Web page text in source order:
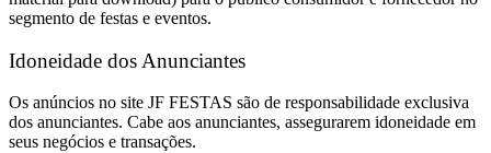
segmento de festas e eventos.
Idoneidade dos Anunciantes
Os anúncios no site JF FESTAS são de responsabilidade exclusiva
dos anunciantes. Cabe aos anunciantes, assegurarem idoneidade em
seus negócios e transações.